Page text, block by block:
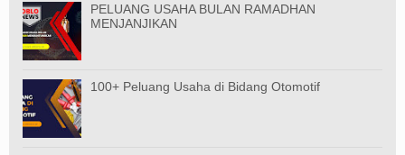
PELUANG USAHA BULAN RAMADHAN
MENJANJIKAN
100+ Peluang Usaha di Bidang Otomotif